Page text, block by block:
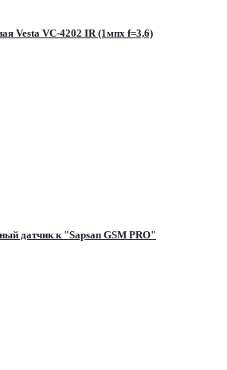
Vesta VC-4202 IR (1мпх f=3,6)
датчик к "Sapsan GSM PRO"